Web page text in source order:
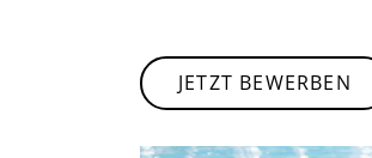
JETZT BEWERBEN